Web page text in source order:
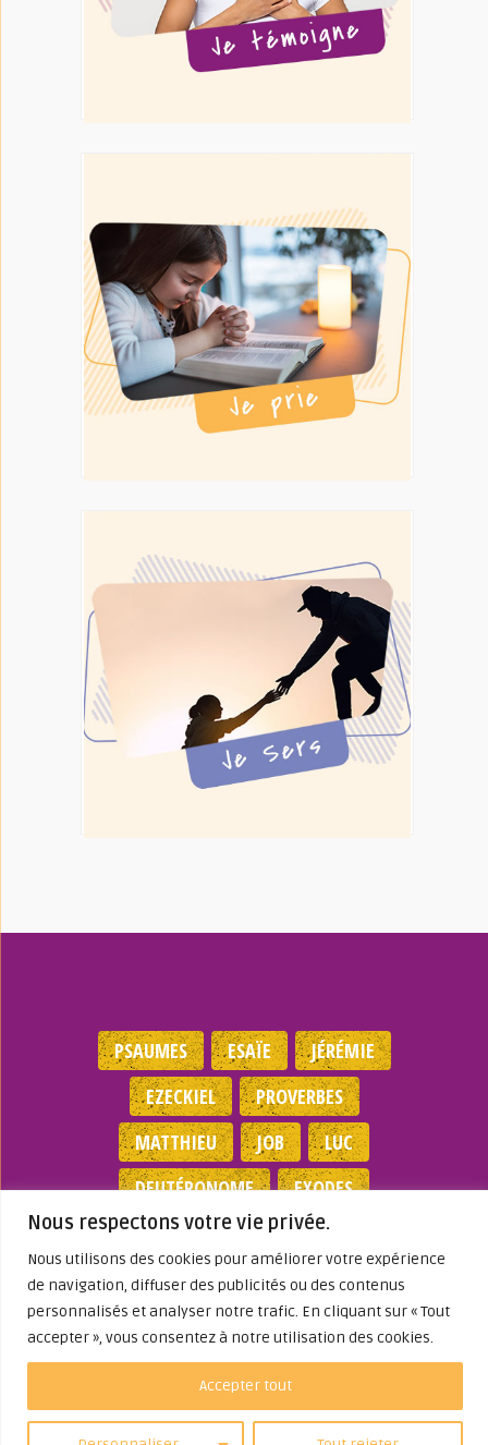
Nous respectons votre vie privée.
Nous utilisons des cookies pour améliorer votre expérience
de navigation, diffuser des publicités ou des contenus
personnalisés et analyser notre trafic. En cliquant sur « Tout
accepter », vous consentez à notre utilisation des cookies.
Accepter tout
PSAUMES ESAÏE
JÉRÉMIE
EZECKIEL
PROVERBES
MATTHIEU
JOB
LUC
DEUTÉRONOME
EXODES
NOMBRES
JEAN 1 SAMUEL
Mentions légales|Politique de
confidentialité|Partenaires|Dieu A Agi
Dans ma Vie
© 2026